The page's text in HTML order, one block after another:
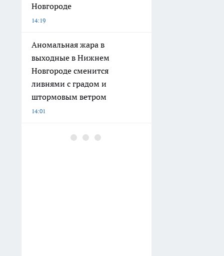
Новгороде
14:19
Аномальная жара в
выходные в Нижнем
Новгороде сменится
ливнями с градом и
штормовым ветром
14:01
Вместо семги подсовывают